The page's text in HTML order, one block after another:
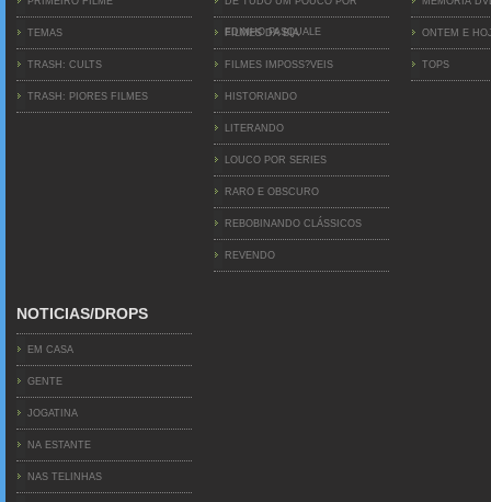
TEMAS
TRASH: CULTS
TRASH: PIORES FILMES
EDINHO PASQUALE
FILMES DA BIA
FILMES IMPOSS?VEIS
HISTORIANDO
LITERANDO
LOUCO POR SERIES
RARO E OBSCURO
REBOBINANDO CLÁSSICOS
REVENDO
ONTEM E
TOPS
NOTICIAS/DROPS
EM CASA
GENTE
JOGATINA
NA ESTANTE
NAS TELINHAS